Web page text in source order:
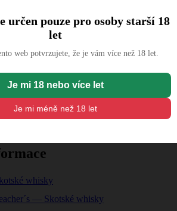
určen pouze pro osoby starší 18
let
web potvrzujete, že je vám více než 18 let.
Je mi 18 nebo více let
Je mi méně než 18 let
whisky
— Skotské whisky